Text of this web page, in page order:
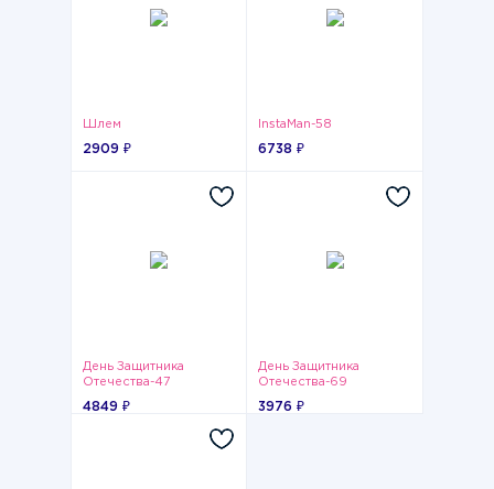
Шлем
2909 ₽
InstaMan-58
6738 ₽
День Защитника
Отечества-47
4849 ₽
День Защитника
Отечества-69
3976 ₽